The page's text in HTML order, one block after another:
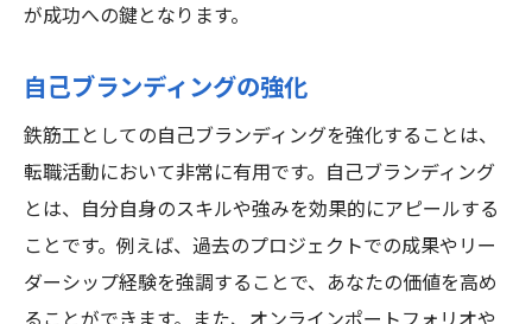
が成功への鍵となります。
自己ブランディングの強化
鉄筋工としての自己ブランディングを強化することは、
転職活動において非常に有用です。自己ブランディング
とは、自分自身のスキルや強みを効果的にアピールする
ことです。例えば、過去のプロジェクトでの成果やリー
ダーシップ経験を強調することで、あなたの価値を高め